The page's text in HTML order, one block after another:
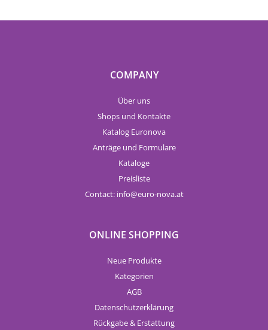
COMPANY
Über uns
Shops und Kontakte
Katalog Euronova
Anträge und Formulare
Kataloge
Preisliste
Contact: info euro-nova.at
ONLINE SHOPPING
Neue Produkte
Kategorien
AGB
Datenschutzerklärung
Rückgabe & Erstattung